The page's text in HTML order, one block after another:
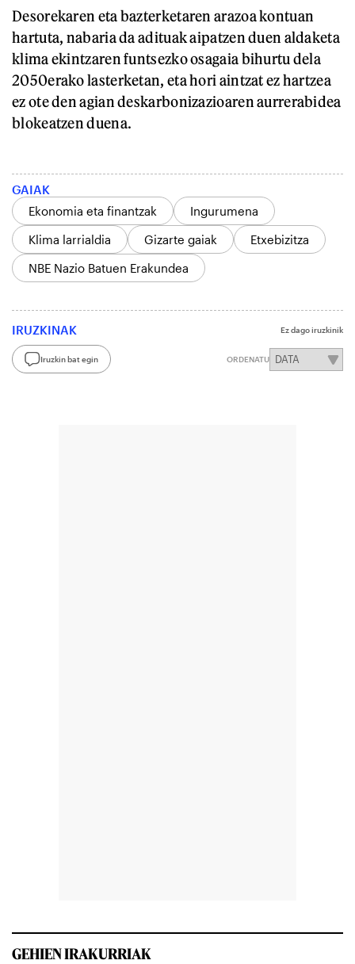
Desorekaren eta bazterketaren arazoa kontuan
hartuta, nabaria da adituak aipatzen duen aldaketa
klima ekintzaren funtsezko osagaia bihurtu dela
2050erako lasterketan, eta hori aintzat ez hartzea
ez ote den agian deskarbonizazioaren aurrerabidea
blokeatzen duena.
GAIAK
Ekonomia eta finantzak
Ingurumena
Klima larrialdia
Gizarte gaiak
Etxebizitza
NBE Nazio Batuen Erakundea
IRUZKINAK Ez dago iruzkinik
Iruzkin bat egin ORDENATU
GEHIEN IRAKURRIAK